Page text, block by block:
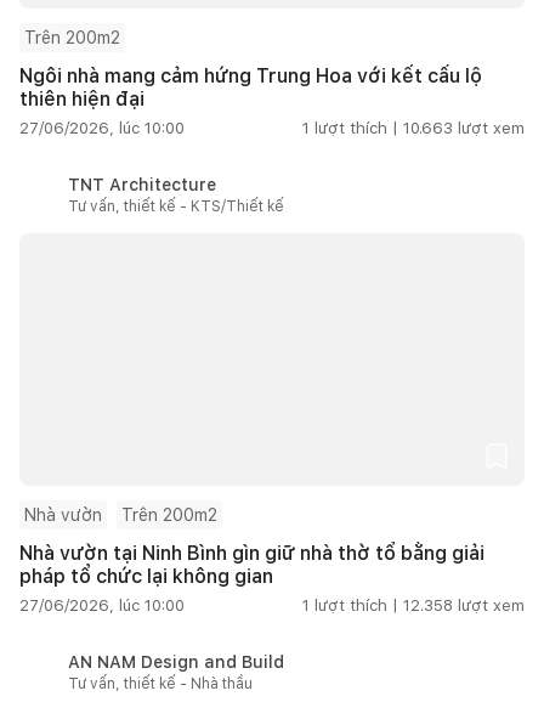
Trên 200m2
Ngôi nhà mang cảm hứng Trung Hoa với kết cấu lộ
thiên hiện đại
27/06/2026, lúc 10:00 1 lượt thích | 10.663 lượt xem
TNT Architecture
Tư vấn, thiết kế - KTS/Thiết kế
Nhà vườn Trên 200m2
Nhà vườn tại Ninh Bình gìn giữ nhà thờ tổ bằng giải
pháp tổ chức lại không gian
27/06/2026, lúc 10:00 1 lượt thích | 12.358 lượt xem
AN NAM Design and Build
Tư vấn, thiết kế - Nhà thầu